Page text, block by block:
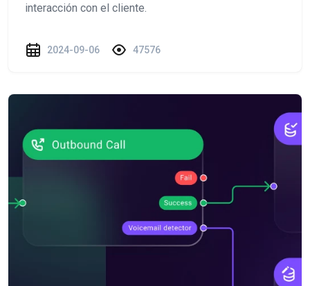
interacción con el cliente.
2024-09-06 47576